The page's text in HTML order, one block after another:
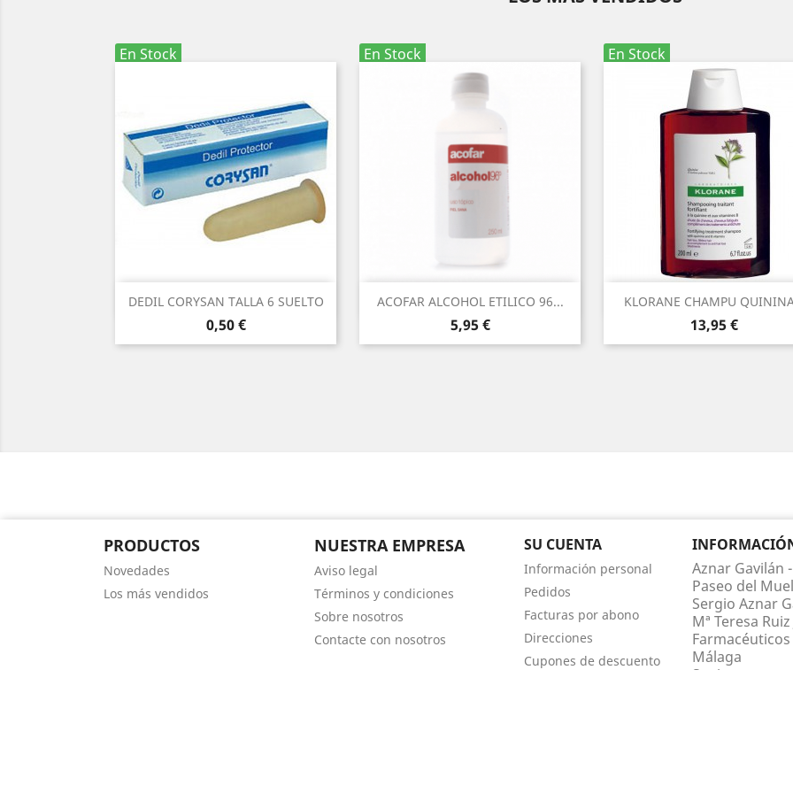
En Stock
DEDIL CORYSAN TALLA 6 SUELTO
Precio
0,50 €
Vista rápida
En Stock
ACOFAR ALCOHOL ETILICO 96...
Precio
5,95 €
 Vista rápida
En Stock
KLORANE CHAMPU
Precio
13,95 €
 Vista rápida
PRODUCTOS
Novedades
Los más vendidos
NUESTRA EMPRESA
Aviso legal
Términos y condiciones
Sobre nosotros
Contacte con nosotros
SU CUENTA
Información personal
Pedidos
Facturas por abono
Direcciones
Cupones de descuento
Aznar Gavilán
Paseo del
Sergio Aznar
Mª Teresa
Málaga
Spain